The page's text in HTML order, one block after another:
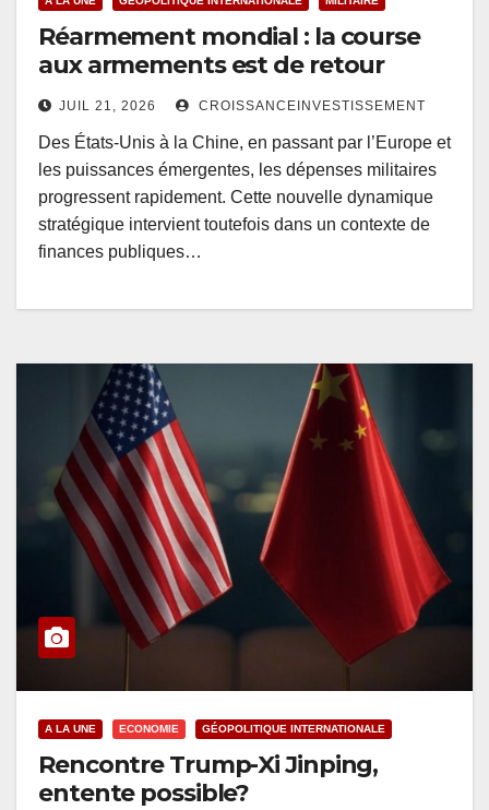
Réarmement mondial : la course
aux armements est de retour
JUIL 21, 2026 CROISSANCEINVESTISSEMENT
Des États-Unis à la Chine, en passant par l’Europe et
les puissances émergentes, les dépenses militaires
progressent rapidement. Cette nouvelle dynamique
stratégique intervient toutefois dans un contexte de
finances publiques…
A LA UNE ECONOMIE GÉOPOLITIQUE INTERNATIONALE
Rencontre Trump-Xi Jinping,
entente possible?